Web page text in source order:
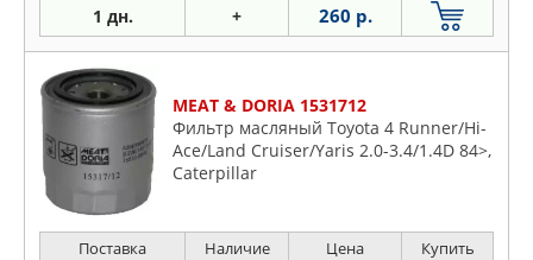
1 дн. + 260 р.
MEAT & DORIA 1531712
Фильтр масляный Toyota 4 Runner/Hi-
Ace/Land Cruiser/Yaris 2.0-3.4/1.4D 84>,
Caterpillar
Поставка Наличие Цена Купить